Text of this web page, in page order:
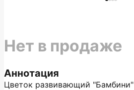
Аннотация
Цветок развивающий
Нет в продаже